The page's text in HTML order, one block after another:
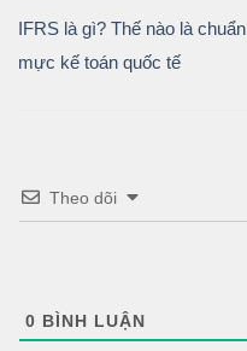
IFRS là gì? Thế nào là chuẩn
mực kế toán quốc tế
Theo dõi
0 BÌNH LUẬN